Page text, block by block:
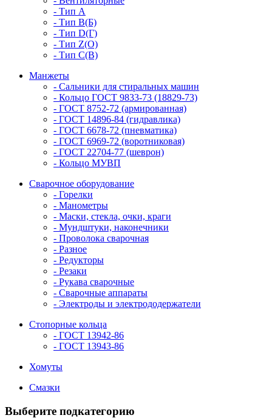
- Тип A
- Тип B(Б)
- Тип D(Г)
- Тип Z(O)
- Тип С(В)
Манжеты
- Сальники для стиральных машин
- Кольцо ГОСТ 9833-73 (18829-73)
- ГОСТ 8752-72 (армированная)
- ГОСТ 14896-84 (гидравлика)
- ГОСТ 6678-72 (пневматика)
- ГОСТ 6969-72 (воротниковая)
- ГОСТ 22704-77 (шеврон)
- Кольцо МУВП
Сварочное оборудование
- Горелки
- Манометры
- Маски, стекла, очки, краги
- Мундштуки, наконечники
- Проволока сварочная
- Разное
- Редукторы
- Резаки
- Рукава сварочные
- Сварочные аппараты
- Электроды и электрододержатели
Стопорные кольца
- ГОСТ 13942-86
- ГОСТ 13943-86
Хомуты
Смазки
Выберите подкатегорию